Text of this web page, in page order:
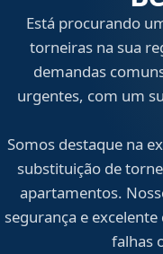
Está procurando
torneiras na sua
demandas
urgentes, com um
Somos destaque na
substituição de
apartamentos.
segurança e
falhas